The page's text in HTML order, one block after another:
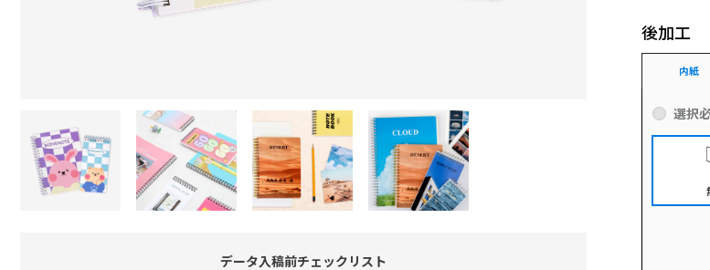
データ入稿前チェックリスト
後加工
内紙
選択